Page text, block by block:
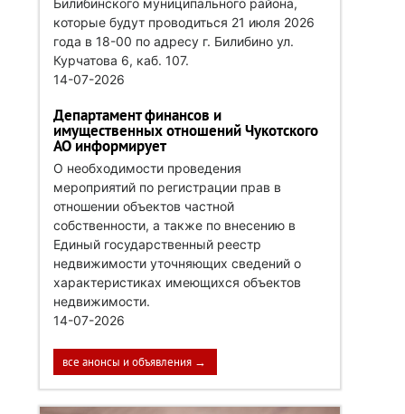
Билибинского муниципального района,
которые будут проводиться 21 июля 2026
года в 18-00 по адресу г. Билибино ул.
Курчатова 6, каб. 107.
14-07-2026
Департамент финансов и
имущественных отношений Чукотского
АО информирует
О необходимости проведения
мероприятий по регистрации прав в
отношении объектов частной
собственности, а также по внесению в
Единый государственный реестр
недвижимости уточняющих сведений о
характеристиках имеющихся объектов
недвижимости.
14-07-2026
все анонсы и объявления →